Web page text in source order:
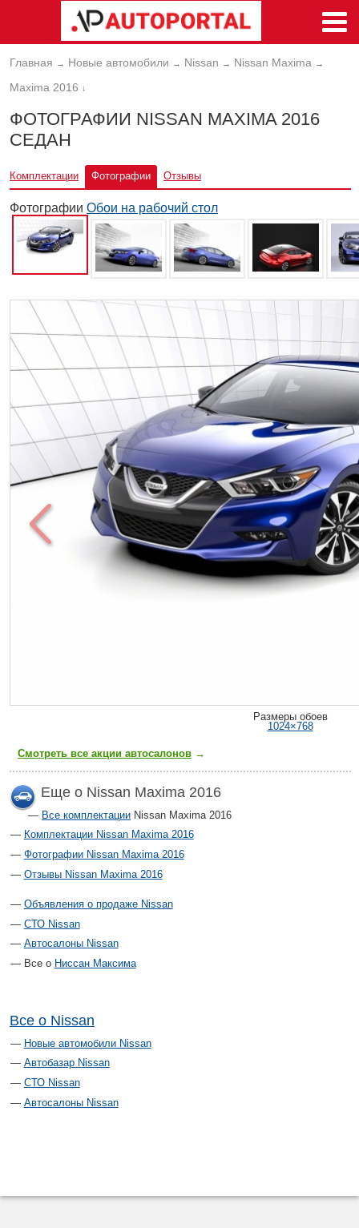
Главная → Новые автомобили → Nissan → Nissan Maxima →
Maxima 2016 ↓
ФОТОГРАФИИ NISSAN MAXIMA 2016
СЕДАН
Комплектации Фотографии Отзывы
Фотографии Обои на рабочий стол
Размеры обоев
1024×768
Смотреть все акции автосалонов →
Еще о Nissan Maxima 2016
Все комплектации Nissan Maxima 2016
Комплектации Nissan Maxima 2016
Фотографии Nissan Maxima 2016
Отзывы Nissan Maxima 2016
Объявления о продаже Nissan
СТО Nissan
Автосалоны Nissan
Все о Ниссан Максима
Все о Nissan
Новые автомобили Nissan
Автобазар Nissan
СТО Nissan
Автосалоны Nissan